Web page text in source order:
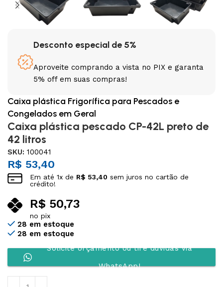
Desconto especial de 5%
Aproveite comprando a vista no PIX e garanta
5% off em suas compras!
Caixa plástica Frigorífica para Pescados e
Congelados em Geral
Caixa plástica pescado CP-42L preto de
42 litros
SKU:100041
R$ 53,40
Em até1x de R$ 53,40 sem juros no cartão de
crédito!
R$ 50,73
no pix
28 em estoque
28 em estoque
Solicite orçamento ou tire dúvidas via
WhatsApp!